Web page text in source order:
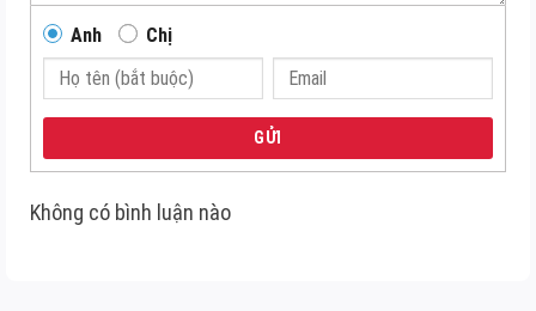
Anh Chị
GỬI
Không có bình luận nào